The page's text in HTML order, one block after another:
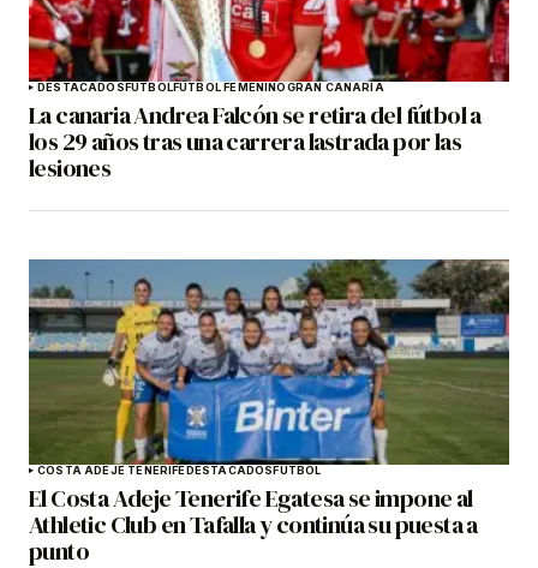
DESTACADOSFÚTBOLFÚTBOL FEMENINOGRAN CANARIA
La canaria Andrea Falcón se retira del fútbol a
los 29 años tras una carrera lastrada por las
lesiones
COSTA ADEJE TENERIFEDESTACADOSFÚTBOL
El Costa Adeje Tenerife Egatesa se impone al
Athletic Club en Tafalla y continúa su puesta a
punto